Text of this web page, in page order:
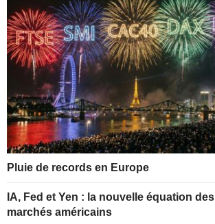
Pluie de records en Europe
IA, Fed et Yen : la nouvelle équation des
marchés américains